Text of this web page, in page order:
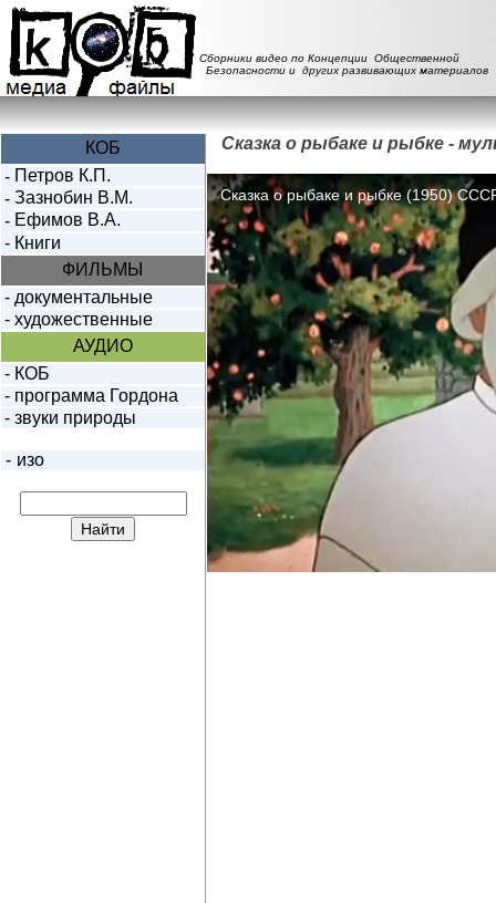
Сборники видео по Концепции Общественной
Безопасности и других развивающих материалов
КОБ
- Петров К.П.
- Зазнобин В.М.
- Ефимов В.А.
- Книги
ФИЛЬМЫ
- документальные
- художественные
АУДИО
- КОБ
- программа Гордона
- звуки природы
- изо
Сказка о рыбаке и рыбке -